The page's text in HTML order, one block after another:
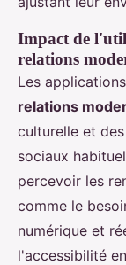
Impact de
relations
Les
relations
culturelle et
sociaux
percevoir les
comme le
numérique et
l'accessibilité